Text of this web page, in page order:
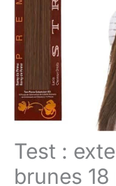
Test :
brunes